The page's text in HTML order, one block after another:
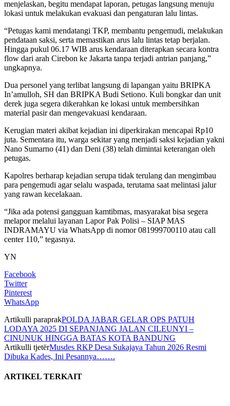
menjelaskan, begitu mendapat laporan, petugas langsung menuju
lokasi untuk melakukan evakuasi dan pengaturan lalu lintas.
“Petugas kami mendatangi TKP, membantu pengemudi, melakukan
pendataan saksi, serta memastikan arus lalu lintas tetap berjalan.
Hingga pukul 06.17 WIB arus kendaraan diterapkan secara kontra
flow dari arah Cirebon ke Jakarta tanpa terjadi antrian panjang,”
ungkapnya.
Dua personel yang terlibat langsung di lapangan yaitu BRIPKA
In’amulloh, SH dan BRIPKA Budi Setiono. Kuli bongkar dan unit
derek juga segera dikerahkan ke lokasi untuk membersihkan
material pasir dan mengevakuasi kendaraan.
Kerugian materi akibat kejadian ini diperkirakan mencapai Rp10
juta. Sementara itu, warga sekitar yang menjadi saksi kejadian yakni
Nano Sumarno (41) dan Deni (38) telah dimintai keterangan oleh
petugas.
Kapolres berharap kejadian serupa tidak terulang dan mengimbau
para pengemudi agar selalu waspada, terutama saat melintasi jalur
yang rawan kecelakaan.
“Jika ada potensi gangguan kamtibmas, masyarakat bisa segera
melapor melalui layanan Lapor Pak Polisi – SIAP MAS
INDRAMAYU via WhatsApp di nomor 081999700110 atau call
center 110,” tegasnya.
YN
Facebook
Twitter
Pinterest
WhatsApp
Artikulli paraprakPOLDA JABAR GELAR OPS PATUH
LODAYA 2025 DI SEPANJANG JALAN CILEUNYI –
CINUNUK HINGGA BATAS KOTA BANDUNG
Artikulli tjetërMusdes RKP Desa Sukajaya Tahun 2026 Resmi
Dibuka Kades, Ini Pesannya…….
ARTIKEL TERKAIT